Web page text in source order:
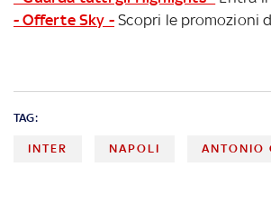
- Offerte Sky - Scopri le promozioni
TAG:
INTER NAPOLI ANTONIO